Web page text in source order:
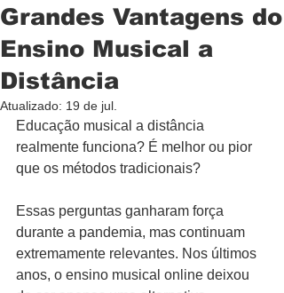
Grandes Vantagens do
Ensino Musical a
Distância
Atualizado: 19 de jul.
Educação musical a distância
realmente funciona? É melhor ou pior
que os métodos tradicionais?
Essas perguntas ganharam força
durante a pandemia, mas continuam
extremamente relevantes. Nos últimos
anos, o ensino musical online deixou